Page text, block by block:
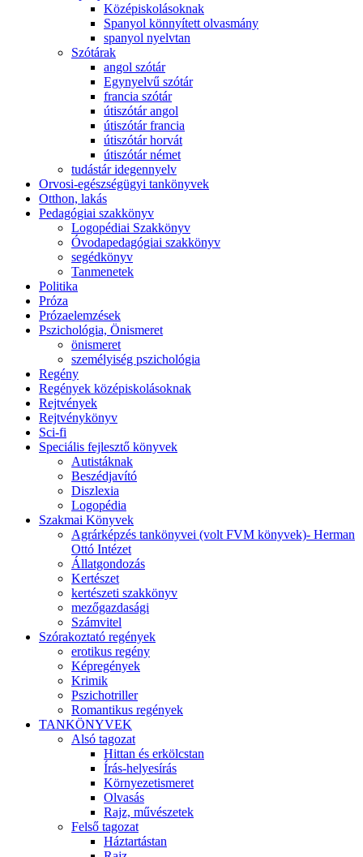
Középiskolásoknak
Spanyol könnyített olvasmány
spanyol nyelvtan
Szótárak
angol szótár
Egynyelvű szótár
francia szótár
útiszótár angol
útiszótár francia
útiszótár horvát
útiszótár német
tudástár idegennyelv
Orvosi-egészségügyi tankönyvek
Otthon, lakás
Pedagógiai szakkönyv
Logopédiai Szakkönyv
Óvodapedagógiai szakkönyv
segédkönyv
Tanmenetek
Politika
Próza
Prózaelemzések
Pszichológia, Önismeret
önismeret
személyiség pszichológia
Regény
Regények középiskolásoknak
Rejtvények
Rejtvénykönyv
Sci-fi
Speciális fejlesztő könyvek
Autistáknak
Beszédjavító
Diszlexia
Logopédia
Szakmai Könyvek
Agrárképzés tankönyvei (volt FVM könyvek)- Herman
Ottó Intézet
Állatgondozás
Kertészet
kertészeti szakkönyv
mezőgazdasági
Számvitel
Szórakoztató regények
erotikus regény
Képregények
Krimik
Pszichotriller
Romantikus regények
TANKÖNYVEK
Alsó tagozat
Hittan és erkölcstan
Írás-helyesírás
Környezetismeret
Olvasás
Rajz, művészetek
Felső tagozat
Háztartástan